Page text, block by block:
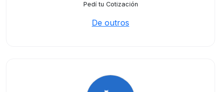
Pedí tu Cotización
De outros